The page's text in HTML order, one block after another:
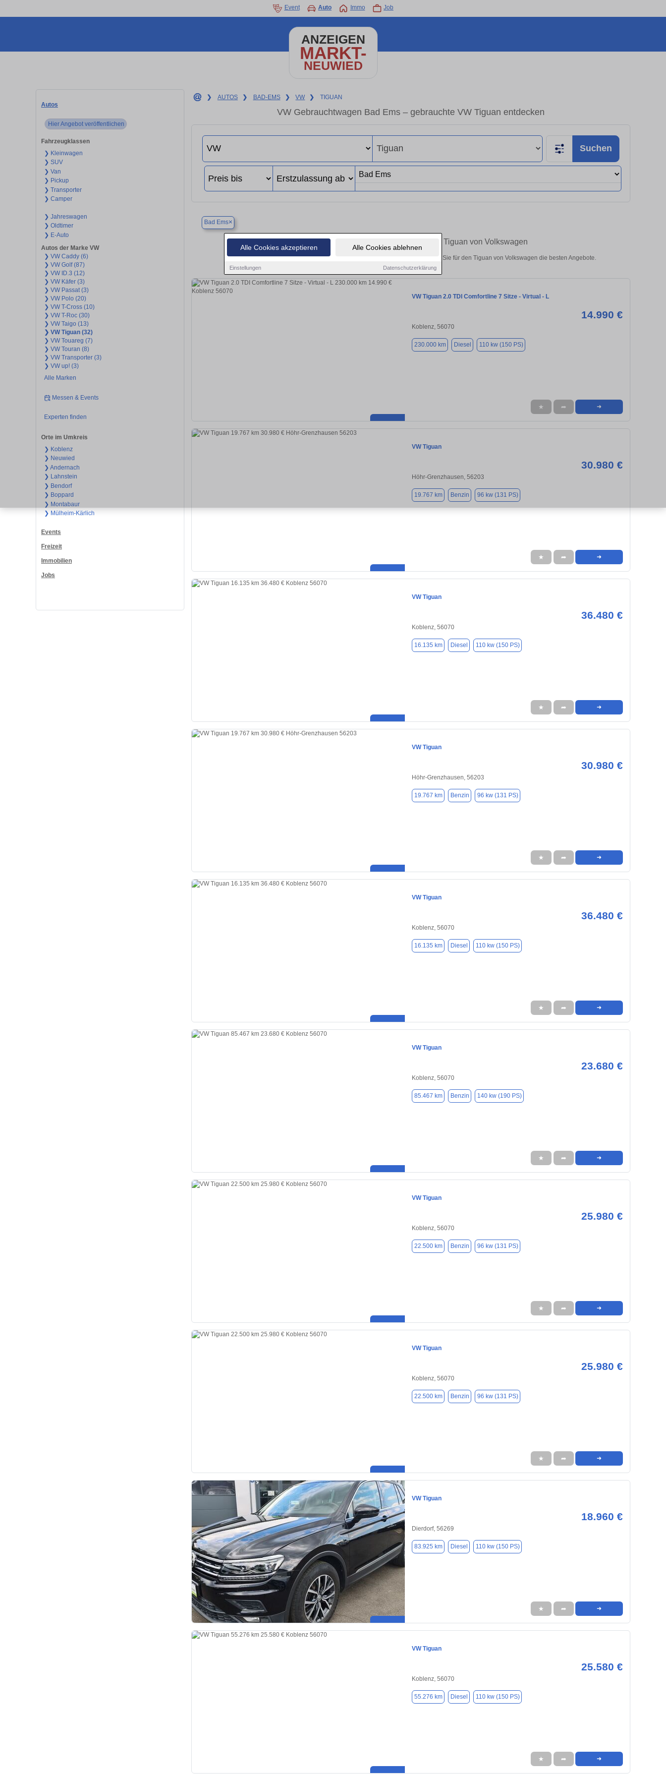
Alle Cookies akzeptieren Alle Cookies ablehnen
Einstellungen Datenschutzerklärung
Event Auto Immo Job
ANZEIGEN
MARKT-
NEUWIED
Autos
Hier Angebot veröffentlichen
Fahrzeugklassen
❯ Kleinwagen
❯ SUV
❯ Van
❯ Pickup
❯ Transporter
❯ Camper
❯ Jahreswagen
❯ Oldtimer
❯ E-Auto
Autos der Marke VW
❯ VW Caddy (6)
❯ VW Golf (87)
❯ VW ID.3 (12)
❯ VW Käfer (3)
❯ VW Passat (3)
❯ VW Polo (20)
❯ VW T-Cross (10)
❯ VW T-Roc (30)
❯ VW Taigo (13)
❯ VW Tiguan (32)
❯ VW Touareg (7)
❯ VW Touran (8)
❯ VW Transporter (3)
❯ VW up! (3)
Alle Marken
Messen & Events
Experten finden
Orte im Umkreis
❯ Koblenz
❯ Neuwied
❯ Andernach
❯ Lahnstein
❯ Bendorf
❯ Boppard
❯ Montabaur
❯ Mülheim-Kärlich
Events
Freizeit
Immobilien
Jobs
❯ AUTOS ❯ BAD-EMS ❯ VW ❯ TIGUAN
VW Gebrauchtwagen Bad Ems – gebrauchte VW Tiguan entdecken
Suchen
Bad Ems×
Finden Sie in Bad Ems Ihren gebrauchten Tiguan von Volkswagen
Entdecken Sie in Bad Ems gebrauchte VW Tiguan Gebrauchtwagen. Hier finden Sie für den Tiguan von Volkswagen die besten Angebote.
VW Tiguan 2.0 TDI Comfortline 7 Sitze - Virtual - L
14.990 €
Koblenz, 56070
230.000 km Diesel 110 kw (150 PS)
★ ➦ ➜
VW Tiguan
30.980 €
Höhr-Grenzhausen, 56203
19.767 km Benzin 96 kw (131 PS)
★ ➦ ➜
VW Tiguan
36.480 €
Koblenz, 56070
16.135 km Diesel 110 kw (150 PS)
★ ➦ ➜
VW Tiguan
30.980 €
Höhr-Grenzhausen, 56203
19.767 km Benzin 96 kw (131 PS)
★ ➦ ➜
VW Tiguan
36.480 €
Koblenz, 56070
16.135 km Diesel 110 kw (150 PS)
★ ➦ ➜
VW Tiguan
23.680 €
Koblenz, 56070
85.467 km Benzin 140 kw (190 PS)
★ ➦ ➜
VW Tiguan
25.980 €
Koblenz, 56070
22.500 km Benzin 96 kw (131 PS)
★ ➦ ➜
VW Tiguan
25.980 €
Koblenz, 56070
22.500 km Benzin 96 kw (131 PS)
★ ➦ ➜
VW Tiguan
18.960 €
Dierdorf, 56269
83.925 km Diesel 110 kw (150 PS)
★ ➦ ➜
VW Tiguan
25.580 €
Koblenz, 56070
55.276 km Diesel 110 kw (150 PS)
★ ➦ ➜